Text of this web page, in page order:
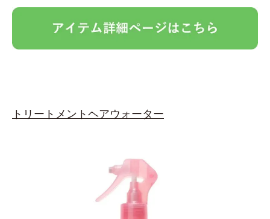
トリートメントヘアウォーター